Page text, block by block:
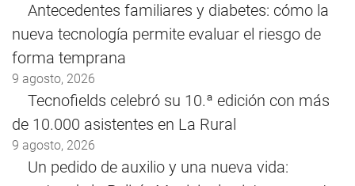
Antecedentes familiares y diabetes: cómo la
nueva tecnología permite evaluar el riesgo de
forma temprana
9 agosto, 2026
Tecnofields celebró su 10.ª edición con más
de 10.000 asistentes en La Rural
9 agosto, 2026
Un pedido de auxilio y una nueva vida: